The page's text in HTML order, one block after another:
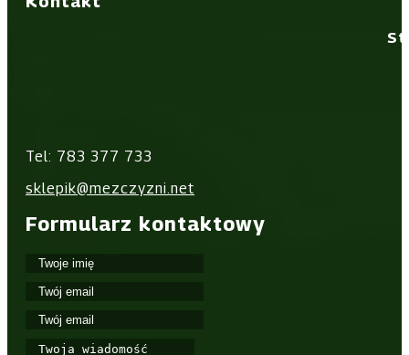
Tel: 783 377 733
sklepik@mezczyzni.net
Formularz kontaktowy